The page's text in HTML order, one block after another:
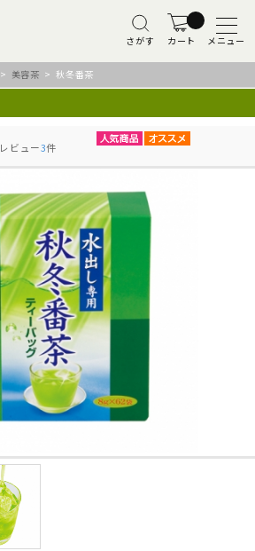
さがす カート メニュー
> 美容茶 > 秋冬番茶
レビュー3件